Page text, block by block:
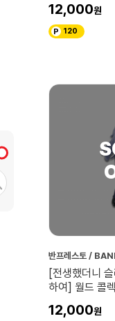
12,000
120
반프레스토 /
[전생했더니
하여] 월드 콜
12,000